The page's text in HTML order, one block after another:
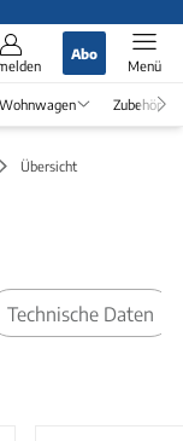
Abo
Menü
Wohnwagen Zubehör
Übersicht
Technische Daten